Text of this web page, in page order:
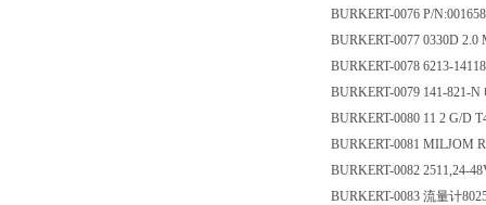
BURKERT-0076 P/
BURKERT-0077 0330D
BURKERT-0078 6213-
BURKERT-0079 141-
BURKERT-0080 11 2 G/
BURKERT-0081
BURKERT-0082
BURKERT-0083 流量计